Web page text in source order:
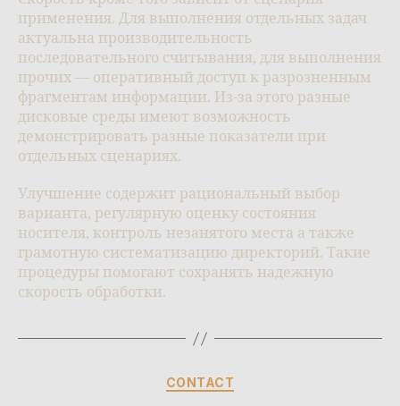
применения. Для выполнения отдельных задач
актуальна производительность
последовательного считывания, для выполнения
прочих — оперативный доступ к разрозненным
фрагментам информации. Из-за этого разные
дисковые среды имеют возможность
демонстрировать разные показатели при
отдельных сценариях.
Улучшение содержит рациональный выбор
варианта, регулярную оценку состояния
носителя, контроль незанятого места а также
грамотную систематизацию директорий. Такие
процедуры помогают сохранять надежную
скорость обработки.
CONTACT